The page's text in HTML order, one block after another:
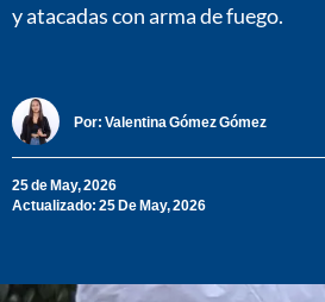
y atacadas con arma de fuego.
Por: Valentina Gómez Gómez
25 de May, 2026
Actualizado: 25 De May, 2026